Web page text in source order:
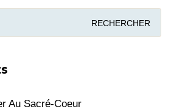
Au Sacré-Coeur